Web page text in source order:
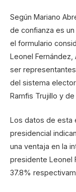
Según Mariano
de confianza es
el formulario
Leonel
ser
del sistema
Ramfis Trujillo y de
Los datos de esta
presidencial
una ventaja en la
presidente Leonel
37.8%